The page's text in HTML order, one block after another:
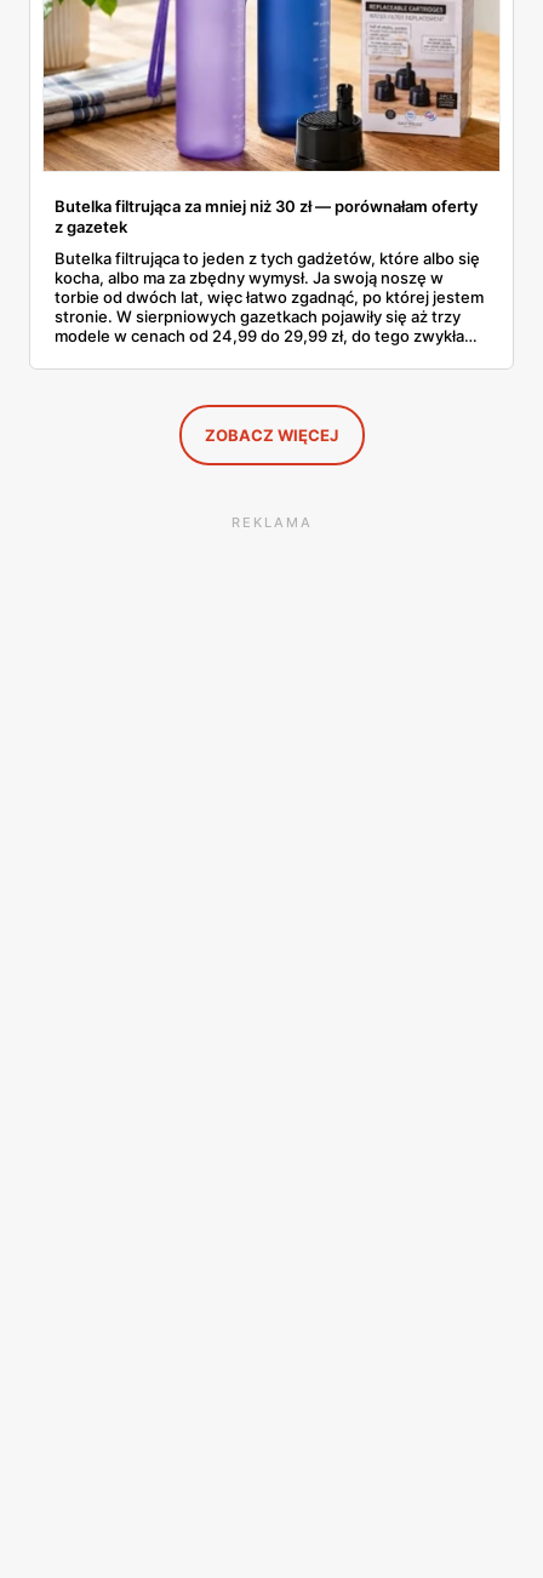
Butelka filtrująca za mniej niż 30 zł — porównałam oferty
z gazetek
Butelka filtrująca to jeden z tych gadżetów, które albo się
kocha, albo ma za zbędny wymysł. Ja swoją noszę w
torbie od dwóch lat, więc łatwo zgadnąć, po której jestem
stronie. W sierpniowych gazetkach pojawiły się aż trzy
modele w cenach od 24,99 do 29,99 zł, do tego zwykła
wszystkie oferty i policzyłam, kiedy taki zakup faktycznie
ZOBACZ WIĘCEJ
REKLAMA